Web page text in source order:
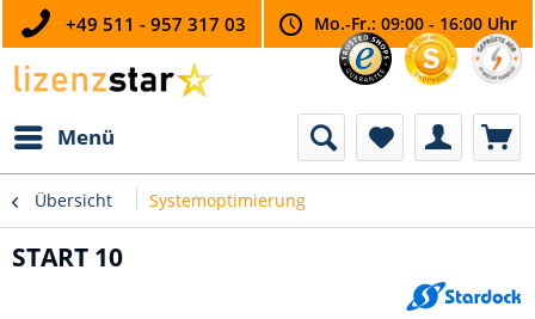
+49 511 - 957 317 03 Mo.-Fr.: 09:00 - 16:00 Uhr
Menü
Übersicht Systemoptimierung
START 10